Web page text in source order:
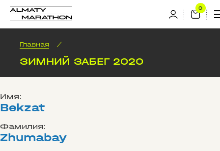
Главная /
ЗИМНИЙ ЗАБЕГ 2020
Имя:
Bekzat
Фамилия:
Zhumabay